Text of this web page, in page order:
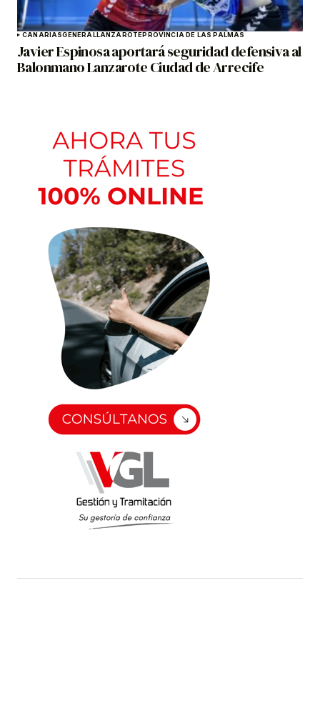
CANARIASGENERALLANZAROTEPROVINCIA DE LAS PALMAS
Javier Espinosa aportará seguridad defensiva al
Balonmano Lanzarote Ciudad de Arrecife